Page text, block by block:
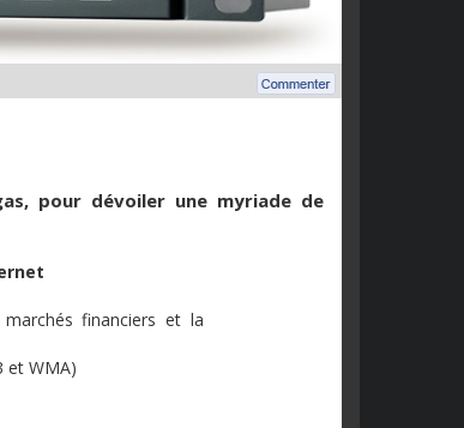
, pour dévoiler une myriade de
financiers et la
et WMA)